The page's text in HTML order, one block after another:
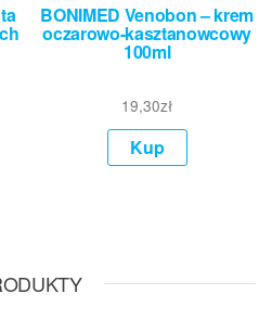
BONIMED Venobon – krem
oczarowo-kasztanowcowy
100ml
19,30zł
Kup